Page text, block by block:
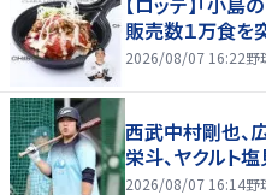
販売数１万食
2026/08/07 16:22野
西武中村剛也
栄斗、ヤクルト
2026/08/07 16:14野